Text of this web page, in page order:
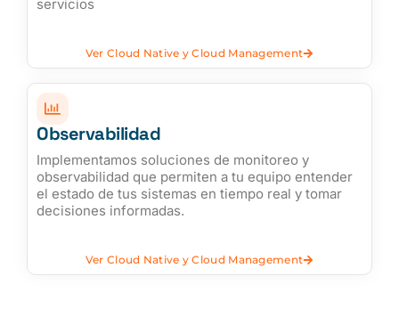
servicios
Ver Cloud Native y Cloud Management
Observabilidad
Implementamos soluciones de monitoreo y
observabilidad que permiten a tu equipo entender
el estado de tus sistemas en tiempo real y tomar
decisiones informadas.
Ver Cloud Native y Cloud Management